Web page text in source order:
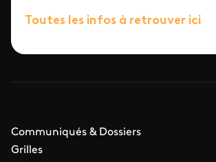
Toutes les infos à retrouver ici
Communiqués & Dossiers
Grilles